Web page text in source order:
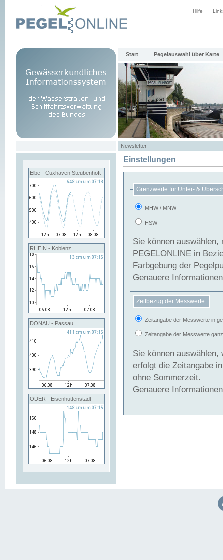
Hilfe
Start Pegelauswahl über Karte
Newsletter
Elbe - Cuxhaven Steubenhöft
RHEIN - Koblenz
DONAU - Passau
ODER - Eisenhüttenstadt
Einstellungen
Grenzwerte für Unter- &
MHW / MNW
HSW
Sie können
PEGELONLINE in Beziehung
Farbgebung der
Genauere
Zeitbezug der Messwerte:
Zeitangabe der Messwerte in
Zeitangabe der Messwerte
Sie können auswählen,
erfolgt die Zeitangabe
ohne Sommerzeit.
Genauere